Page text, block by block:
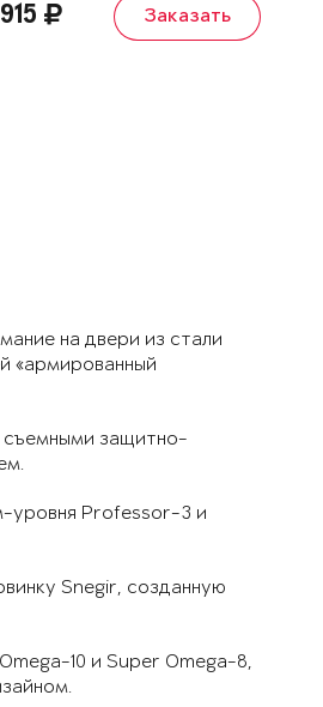
Заказать
на двери из стали
«армированный
съемными защитно-
уровня Professor-3 и
Snegir, созданную
10 и Super Omega-8,